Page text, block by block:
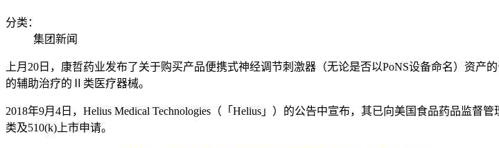
分类：
集团新闻
上月20日，康哲药业发布了关于购买产品便携式神经调节刺激器（无论是否以PoNS设备命名）资
的辅助治疗的Ⅱ类医疗器械。
2018年9月4日，Helius Medical Technologies（「Helius」）的公告中宣布，其已向美国食品药品监
类及510(k)上市申请。